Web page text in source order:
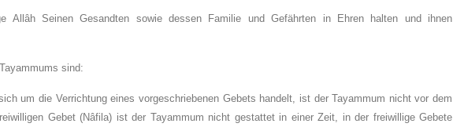
Allâh Seinen Gesandten sowie dessen Familie und Gefährten in Ehren halten und ihnen
sind:
um die Verrichtung eines vorgeschriebenen Gebets handelt, ist der Tayammum nicht vor dem
Gebet (Nâfila) ist der Tayammum nicht gestattet in einer Zeit, in der freiwillige Gebete